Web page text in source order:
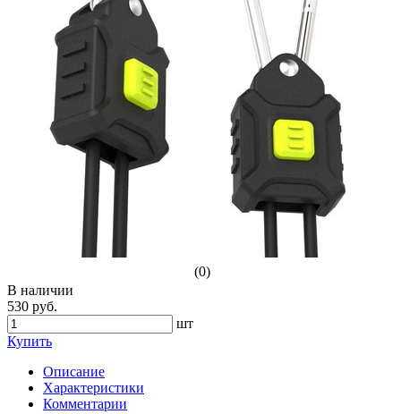
(0)
В наличии
530 руб.
шт
Купить
Описание
Характеристики
Комментарии